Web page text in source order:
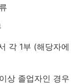
각 1부 (해당자
상 졸업자인 경